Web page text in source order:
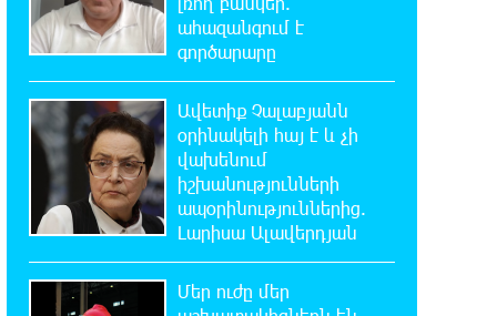
Cherokee»-ն և «Toyota Camry»-ն
Մասկը մերժել է Կիևի խնդրանքը՝
օգտագործել Starlink-ը
Ռուսաստանի դեմ հարվшծները կառավարելու
համար
21:45:44 7-08-2026
ահազանգում է
գործարարը
Ավետիք Չալաբյանն
օրինակելի հայ է և չի
վախենում
իշխանությունների
ապօրինություններից.
Լարիսա Ալավերդյան
Մեր ուժը մեր